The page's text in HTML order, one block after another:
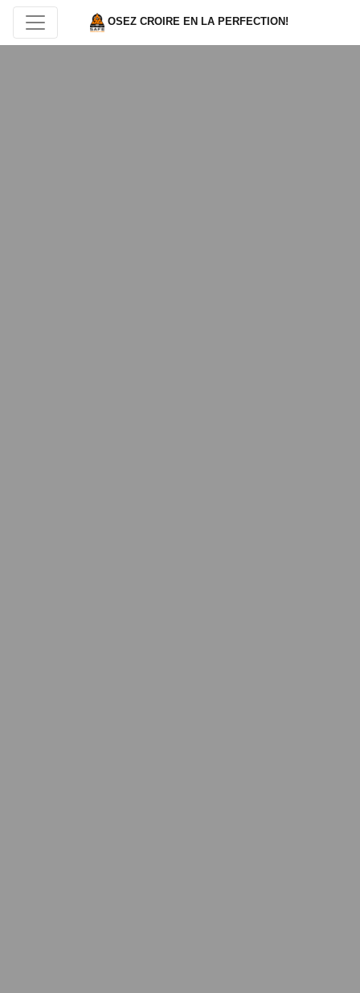
OSEZ CROIRE EN LA PERFECTION!